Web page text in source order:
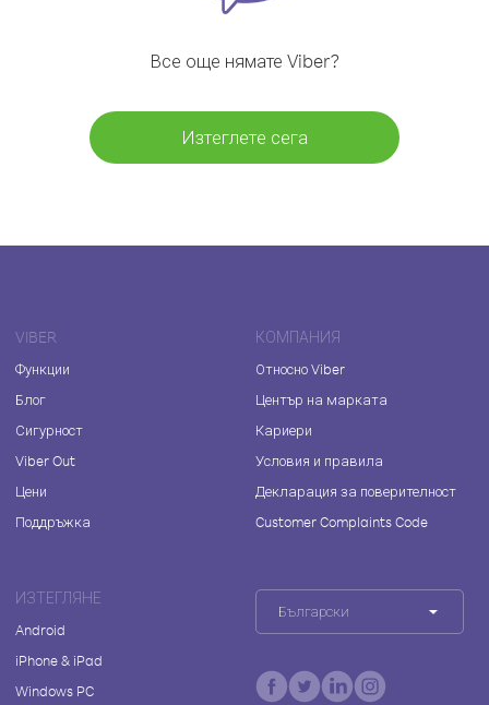
Все още нямате Viber?
Изтеглете сега
VIBER
Функции
Блог
Сигурност
Viber Out
Цени
Поддръжка
КОМПАНИЯ
Относно Viber
Център на марката
Кариери
Условия и правила
Декларация за поверителност
Customer Complaints Code
ИЗТЕГЛЯНЕ
Android
iPhone & iPad
Windows PC
Български